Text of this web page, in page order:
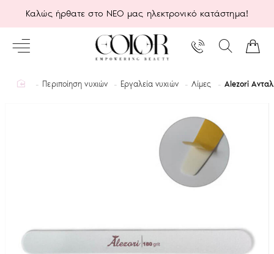
Καλώς ήρθατε στο ΝΕΟ μας ηλεκτρονικό κατάστημα!
homeΠεριποίηση νυχιών Εργαλεία νυχιών Λίμες Alezori